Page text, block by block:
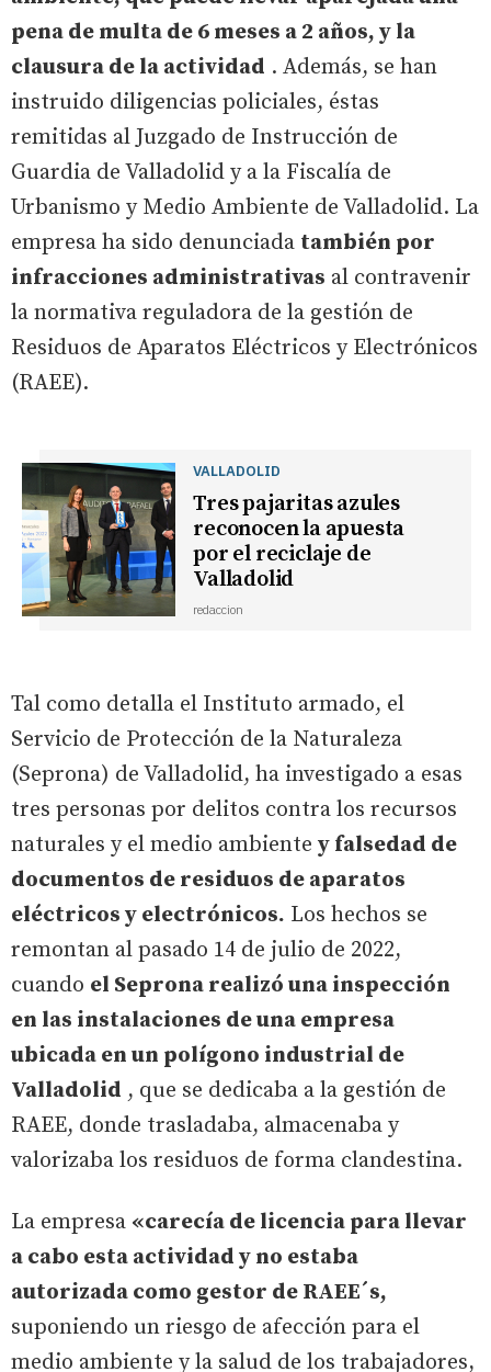
pena de multa de 6 meses a 2 años, y la
clausura de la actividad . Además, se han
instruido diligencias policiales, éstas
remitidas al Juzgado de Instrucción de
Guardia de Valladolid y a la Fiscalía de
Urbanismo y Medio Ambiente de Valladolid. La
empresa ha sido denunciada también por
infracciones administrativas al contravenir
la normativa reguladora de la gestión de
Residuos de Aparatos Eléctricos y Electrónicos
(RAEE).
VALLADOLID
Tres pajaritas azules
reconocen la apuesta
por el reciclaje de
Valladolid
redaccion
Tal como detalla el Instituto armado, el
Servicio de Protección de la Naturaleza
(Seprona) de Valladolid, ha investigado a esas
tres personas por delitos contra los recursos
naturales y el medio ambiente y falsedad de
documentos de residuos de aparatos
eléctricos y electrónicos. Los hechos se
remontan al pasado 14 de julio de 2022,
cuando el Seprona realizó una inspección
en las instalaciones de una empresa
ubicada en un polígono industrial de
Valladolid , que se dedicaba a la gestión de
RAEE, donde trasladaba, almacenaba y
valorizaba los residuos de forma clandestina.
La empresa «carecía de licencia para llevar
a cabo esta actividad y no estaba
autorizada como gestor de RAEE´s,
suponiendo un riesgo de afección para el
medio ambiente y la salud de los trabajadores,